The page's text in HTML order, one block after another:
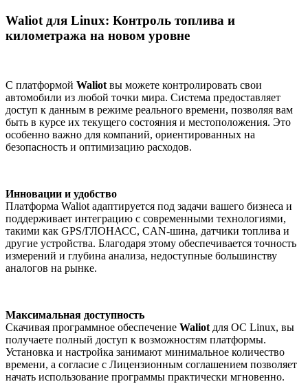
Waliot для Linux: Контроль топлива и
километража на новом уровне
С платформой Waliot вы можете контролировать свои
автомобили из любой точки мира. Система предоставляет
доступ к данным в режиме реального времени, позволяя вам
быть в курсе их текущего состояния и местоположения. Это
особенно важно для компаний, ориентированных на
безопасность и оптимизацию расходов.
Инновации и удобство
Платформа Waliot адаптируется под задачи вашего бизнеса и
поддерживает интеграцию с современными технологиями,
такими как GPS/ГЛОНАСС, CAN-шина, датчики топлива и
другие устройства. Благодаря этому обеспечивается точность
измерений и глубина анализа, недоступные большинству
аналогов на рынке.
Максимальная доступность
Скачивая программное обеспечение Waliot для ОС Linux, вы
получаете полный доступ к возможностям платформы.
Установка и настройка занимают минимальное количество
времени, а согласие с Лицензионным соглашением позволяет
начать использование программы практически мгновенно.